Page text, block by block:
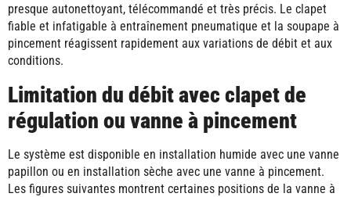
presque autonettoyant, télécommandé et très précis. Le clapet
fiable et infatigable à entraînement pneumatique et la soupape à
pincement réagissent rapidement aux variations de débit et aux
conditions.
Limitation du débit avec clapet de
régulation ou vanne à pincement
Le système est disponible en installation humide avec une vanne
papillon ou en installation sèche avec une vanne à pincement.
Les figures suivantes montrent certaines positions de la vanne à